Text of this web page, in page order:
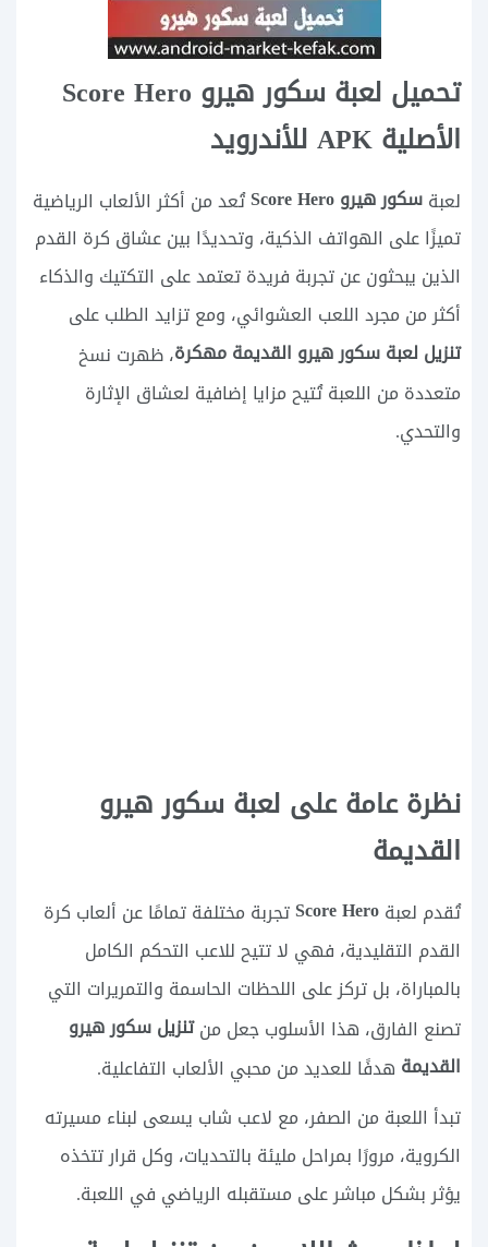
تحميل لعبة سكور هيرو Score Hero
الأصلية APK للأندرويد
لعبةسكور هيرو Score Hero
تُعد من أكثر الألعاب الرياضية
تميزًا على الهواتف الذكية، وتحديدًا بين عشاق كرة القدم
الذين يبحثون عن تجربة فريدة تعتمد على التكتيك والذكاء
أكثر من مجرد اللعب العشوائي، ومع تزايد الطلب على
تنزيل لعبة سكور هيرو القديمة مهكرة، ظهرت نسخ
متعددة من اللعبة تُتيح مزايا إضافية لعشاق الإثارة
والتحدي.
نظرة عامة على لعبة سكور هيرو
القديمة
تُقدم لعبةScore Heroتجربة مختلفة تمامًا عن ألعاب كرة
القدم التقليدية، فهي لا تتيح للاعب التحكم الكامل
بالمباراة، بل تركز على اللحظات الحاسمة والتمريرات التي
تصنع الفارق، هذا الأسلوب جعل منتنزيل سكور هيرو
القديمة هدفًا للعديد من محبي الألعاب التفاعلية.
تبدأ اللعبة من الصفر، مع لاعب شاب يسعى لبناء مسيرته
الكروية، مرورًا بمراحل مليئة بالتحديات، وكل قرار تتخذه
يؤثر بشكل مباشر على مستقبله الرياضي في اللعبة.